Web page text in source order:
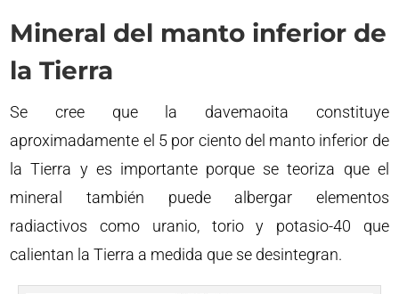
Mineral del manto inferior de
la Tierra
Se cree que la davemaoita constituye
aproximadamente el 5 por ciento del manto inferior de
la Tierra y es importante porque se teoriza que el
mineral también puede albergar elementos
radiactivos como uranio, torio y potasio-40 que
calientan la Tierra a medida que se desintegran.